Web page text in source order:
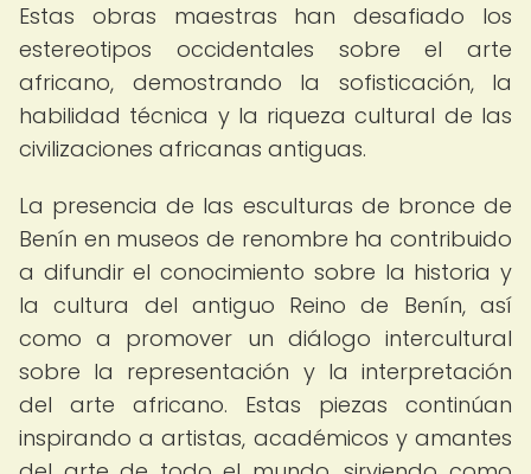
Estas obras maestras han desafiado los
estereotipos occidentales sobre el arte
africano, demostrando la sofisticación, la
habilidad técnica y la riqueza cultural de las
civilizaciones africanas antiguas.
La presencia de las esculturas de bronce de
Benín en museos de renombre ha contribuido
a difundir el conocimiento sobre la historia y
la cultura del antiguo Reino de Benín, así
como a promover un diálogo intercultural
sobre la representación y la interpretación
del arte africano. Estas piezas continúan
inspirando a artistas, académicos y amantes